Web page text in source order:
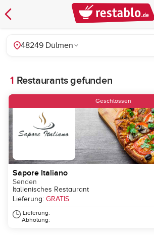
48249 Dülmen
1 Restaurants gefunden
Geschlossen
Sapore Italiano
Senden
Italienisches Restaurant
Lieferung: GRATIS
Lieferung:
Abholung: